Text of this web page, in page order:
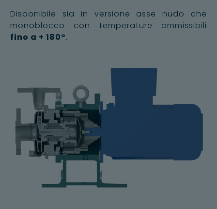
Disponibile sia in versione asse nudo che
monoblocco con temperature ammissibili
fino a + 180°.